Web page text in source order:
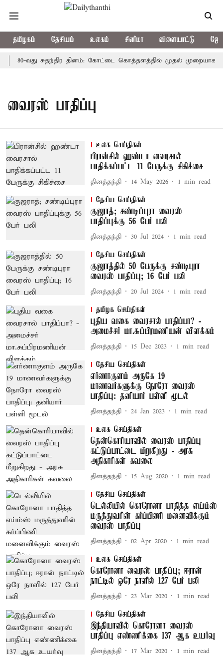
தமிழகம் தேசியம் உலகம் சினிமா விளையாட்டு
80-வது சுதந்திர தினம்: கோட்டை கொத்தளத்தில் முதல் முறையாக
வைரஸ் பாதிப்பு
உலக செய்திகள்
பிரான்சில் ஹண்டா வைரசால்
பாதிக்கப்பட்ட 11 பேருக்கு சிகிச்சை
தினத்தந்தி 14 May 2026 1 min read
தேசிய செய்திகள்
குஜராத்; சண்டிப்புரா வைரஸ்
பாதிப்புக்கு 56 பேர் பலி
தினத்தந்தி 30 Jul 2024 1 min read
தேசிய செய்திகள்
குஜராத்தில் 50 பேருக்கு சண்டிபுரா
வைரஸ் பாதிப்பு; 16 பேர் பலி
தினத்தந்தி 20 Jul 2024 1 min read
தமிழக செய்திகள்
புதிய வகை வைரசால் பாதிப்பா? -
அமைச்சர் மா.சுப்பிரமணியன் விளக்கம்
தினத்தந்தி 15 Dec 2023 1 min read
தேசிய செய்திகள்
எர்ணாகுளம் அருகே 19
மாணவர்களுக்கு நோரோ வைரஸ்
பாதிப்பு: தனியார் பள்ளி மூடல்
தினத்தந்தி 24 Jan 2023 1 min read
உலக செய்திகள்
தென்கொரியாவில் வைரஸ் பாதிப்பு
கட்டுப்பாட்டை மீறுகிறது - அரசு
அதிகாரிகள் கவலை
தினத்தந்தி 15 Aug 2020 1 min read
தேசிய செய்திகள்
டெல்லியில் கொரோனா பாதித்த எய்ம்ஸ்
மருத்துவரின் கர்ப்பிணி மனைவிக்கும்
வைரஸ் பாதிப்பு
தினத்தந்தி 02 Apr 2020 1 min read
உலக செய்திகள்
கொரோனா வைரஸ் பாதிப்பு; ஈரான்
நாட்டில் ஒரே நாளில் 127 பேர் பலி
தினத்தந்தி 23 Mar 2020 1 min read
தேசிய செய்திகள்
இந்தியாவில் கொரோனா வைரஸ்
பாதிப்பு எண்ணிக்கை 137 ஆக உயர்வு
தினத்தந்தி 17 Mar 2020 1 min read